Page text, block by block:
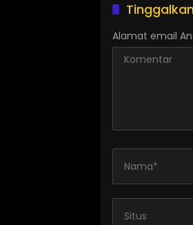
Alamat email